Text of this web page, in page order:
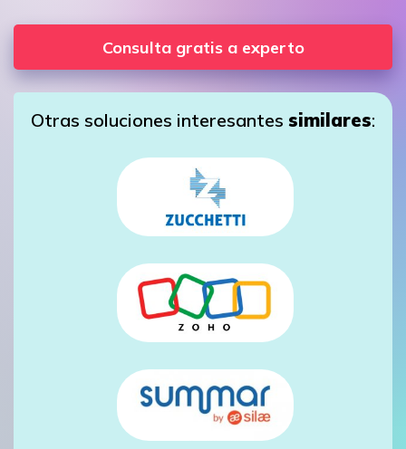
Consulta gratis a experto
Otras soluciones interesantes similares: